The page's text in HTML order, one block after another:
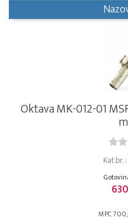
Oktava MK-012-01
Kat.br.
MPC